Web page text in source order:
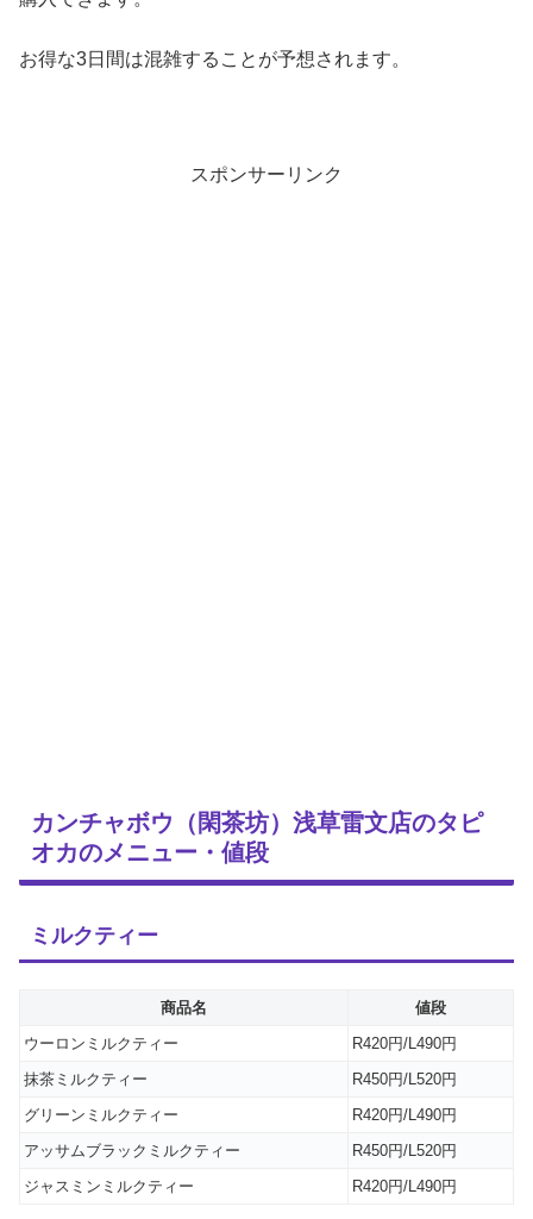
お得な3日間は混雑することが予想されます。
スポンサーリンク
カンチャボウ（閑茶坊）浅草雷文店のタピ
オカのメニュー・値段
ミルクティー
商品名
値段
ウーロンミルクティー
R420円/L490円
抹茶ミルクティー
R450円/L520円
グリーンミルクティー
R420円/L490円
アッサムブラックミルクティー
R450円/L520円
ジャスミンミルクティー
R420円/L490円